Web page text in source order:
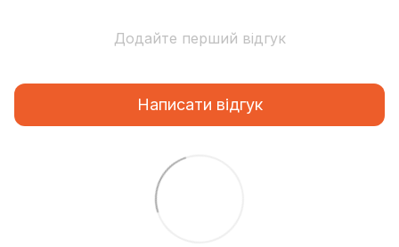
Додайте перший відгук
Написати відгук